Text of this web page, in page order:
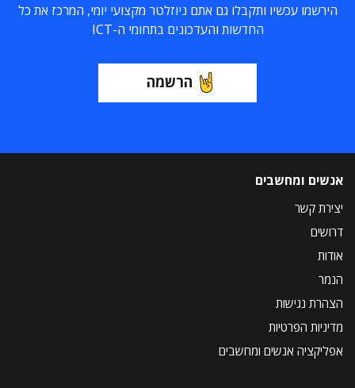
הירשמו עכשיו ותקבלו גם אתם ניוזלטר מקצועי יומי, המרכז את כל
החדשות והעדכונים בתחומי ה-ICT
הרשמה
אנשים ומחשבים
יצירת קשר
דרושים
אודות
הנמר
הצהרת נגישות
מדיניות הפרטיות
אפליקציה אנשים ומחשבים